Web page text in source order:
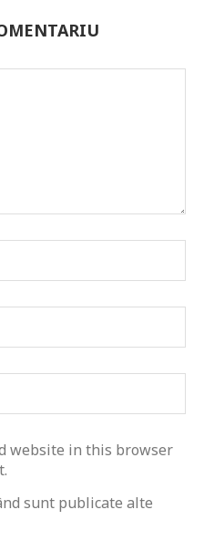
website in this browser
sunt publicate alte